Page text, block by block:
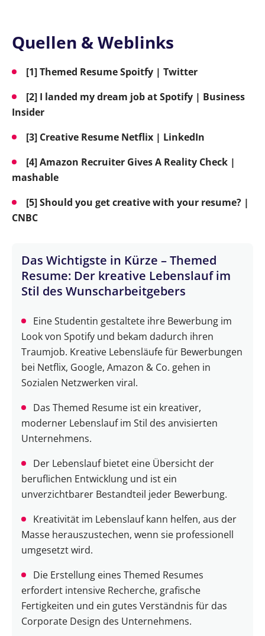
Quellen & Weblinks
[1] Themed Resume Spoitfy | Twitter
[2] I landed my dream job at Spotify | Business
Insider
[3] Creative Resume Netflix | LinkedIn
[4] Amazon Recruiter Gives A Reality Check |
mashable
[5] Should you get creative with your resume? |
CNBC
Das Wichtigste in Kürze – Themed
Resume: Der kreative Lebenslauf im
Stil des Wunscharbeitgebers
Eine Studentin gestaltete ihre Bewerbung im
Look von Spotify und bekam dadurch ihren
Traumjob. Kreative Lebensläufe für Bewerbungen
bei Netflix, Google, Amazon & Co. gehen in
Sozialen Netzwerken viral.
Das Themed Resume ist ein kreativer,
moderner Lebenslauf im Stil des anvisierten
Unternehmens.
Der Lebenslauf bietet eine Übersicht der
beruflichen Entwicklung und ist ein
unverzichtbarer Bestandteil jeder Bewerbung.
Kreativität im Lebenslauf kann helfen, aus der
Masse herauszustechen, wenn sie professionell
umgesetzt wird.
Die Erstellung eines Themed Resumes
erfordert intensive Recherche, grafische
Fertigkeiten und ein gutes Verständnis für das
Corporate Design des Unternehmens.